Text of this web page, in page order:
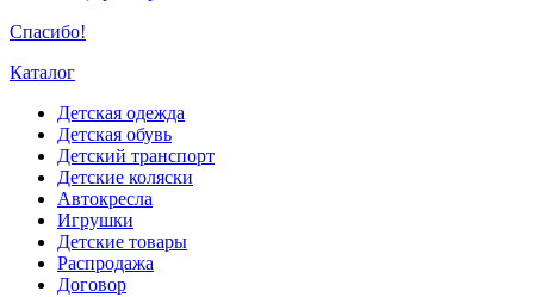
Спасибо!
Каталог
Детская одежда
Детская обувь
Детский транспорт
Детские коляски
Автокресла
Игрушки
Детские товары
Распродажа
Договор